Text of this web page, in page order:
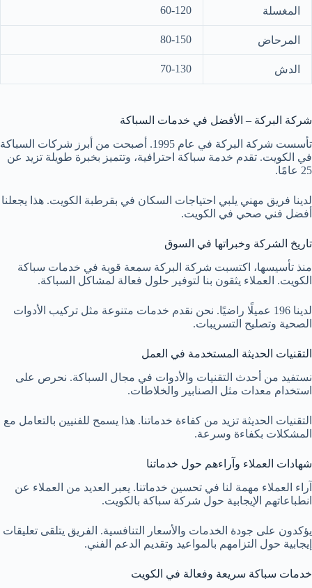
المغسلة 60-120
المرحاض 80-150
الدش 70-130
شركة البركة – الأفضل في خدمات السباكة
تأسست شركة البركة في عام 1995. أصبحت من أبرز شركات السباكة
في الكويت. تقدم خدمة سباكة احترافية، وتتميز بخبرة طويلة تزيد عن
25 عامًا.
لدينا فريق مهني يلبي احتياجات السكان في بقرطبة الكويت. هذا يجعلنا
أفضل فني صحي في الكويت.
تاريخ الشركة وخبراتها في السوق
منذ تأسيسها، اكتسبت شركة البركة سمعة قوية في خدمات سباكة
الكويت. العملاء يثقون بنا لتوفير حلول فعالة لمشاكل السباكة.
لدينا 196 عميلًا راضيًا. نحن نقدم خدمات متنوعة مثل تركيب الأدوات
الصحية وتصليح التسريبات.
التقنيات الحديثة المستخدمة في العمل
نستفيد من أحدث التقنيات والأدوات في مجال السباكة. نحرص على
استخدام معدات مثل الصنابير والخلاطات.
التقنيات الحديثة تزيد من كفاءة خدماتنا. هذا يسمح للفنيين بالتعامل مع
المشكلات بكفاءة وسرعة.
شهادات العملاء وآراءهم حول خدماتنا
آراء العملاء مهمة لنا في تحسين خدماتنا. يعبر العديد من العملاء عن
انطباعاتهم الإيجابية حول شركة سباكة بالكويت.
يؤكدون على جودة الخدمات والأسعار التنافسية. الفريق يتلقى تعليقات
إيجابية حول التزامهم بالمواعيد وتقديم الدعم الفني.
خدمات سباكة سريعة وفعالة في الكويت